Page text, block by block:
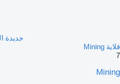
جديدة
قلابة Mining
7
Mining